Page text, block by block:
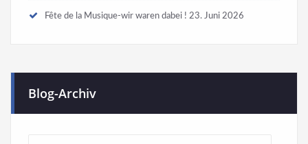
Fête de la Musique-wir waren dabei ! 23. Juni 2026
Blog-Archiv